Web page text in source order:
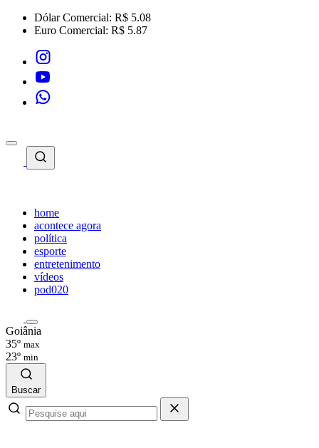
Dólar Comercial: R$ 5.08
Euro Comercial: R$ 5.87
home
acontece agora
política
esporte
entretenimento
vídeos
pod020
Goiânia
35º max
23º min
Buscar